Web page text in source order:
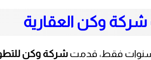
وكن العقارية
شركة وكن